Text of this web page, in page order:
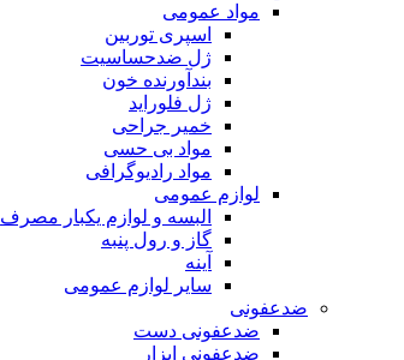
مواد عمومی
اسپری توربین
ژل ضدحساسیت
بندآورنده خون
ژل فلوراید
خمیر جراحی
مواد بی حسی
مواد رادیوگرافی
لوازم عمومی
البسه و لوازم یکبار مصرف
گاز و رول پنبه
آینه
سایر لوازم عمومی
ضدعفونی
ضدعفونی دست
ضدعفونی ابزار